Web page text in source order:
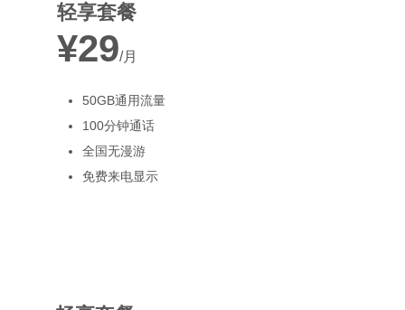
轻享套餐
¥29/月
50GB通用流量
100分钟通话
全国无漫游
免费来电显示